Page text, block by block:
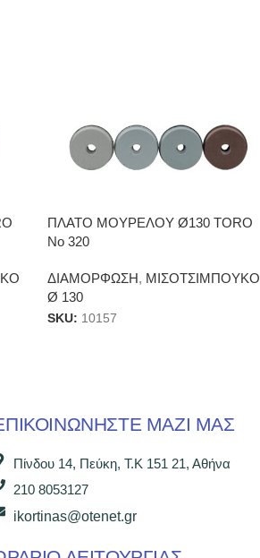
ΠΛΑΤΟ ΜΟΥΡΕΛΟΥ Ø130 TORO
No 320
ΔΙΑΜΟΡΦΩΣΗ, ΜΙΣΟΤΣΙΜΠΟΥΚΟ
Ø 130
SKU: 10157
ΜΑΖΊ ΜΑΣ
Πίνδου 14, Πεύκη, Τ.Κ 151 21, Αθήνα
210 8053127
ikortinas@otenet.gr